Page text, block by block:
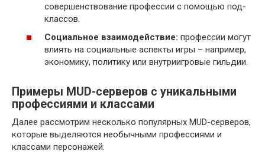
совершенствование профессии с помощью под-
классов.
Социальное взаимодействие: профессии могут
влиять на социальные аспекты игры – например,
экономику, политику или внутриигровые гильдии.
Примеры MUD-серверов с уникальными
профессиями и классами
Далее рассмотрим несколько популярных MUD-серверов,
которые выделяются необычными профессиями и
классами персонажей.